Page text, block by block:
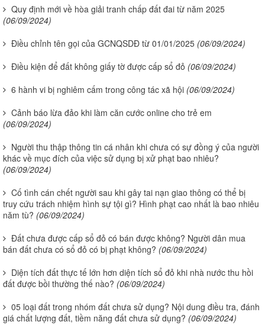
Quy định mới về hòa giải tranh chấp đất đai từ năm 2025
(06/09/2024)
Điều chỉnh tên gọi của GCNQSDĐ từ 01/01/2025 (06/09/2024)
Điều kiện để đất không giấy tờ được cấp sổ đỏ (06/09/2024)
6 hành vi bị nghiêm cấm trong công tác xã hội (06/09/2024)
Cảnh báo lừa đảo khi làm căn cước online cho trẻ em
(06/09/2024)
Người thu thập thông tin cá nhân khi chưa có sự đồng ý của người
khác về mục đích của việc sử dụng bị xử phạt bao nhiêu?
(06/09/2024)
Cố tình cán chết người sau khi gây tai nạn giao thông có thể bị
truy cứu trách nhiệm hình sự tội gì? Hình phạt cao nhất là bao nhiêu
năm tù? (06/09/2024)
Đất chưa được cấp sổ đỏ có bán được không? Người dân mua
bán đất chưa có sổ đỏ có bị phạt không? (06/09/2024)
Diện tích đất thực tế lớn hơn diện tích sổ đỏ khi nhà nước thu hồi
đất được bồi thường thế nào? (06/09/2024)
05 loại đất trong nhóm đất chưa sử dụng? Nội dung điều tra, đánh
giá chất lượng đất, tiềm năng đất chưa sử dụng? (06/09/2024)